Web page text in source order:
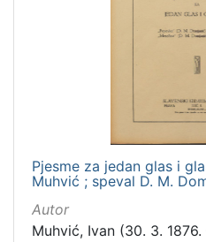
Pjesme za jedan glas i
Muhvić ; speval D. M.
Autor
Muhvić, Ivan (30. 3. 1876.